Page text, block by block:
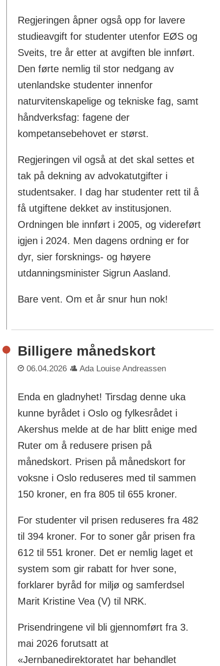
Regjeringen åpner også opp for lavere
studieavgift for studenter utenfor EØS og
Sveits, tre år etter at avgiften ble innført.
Den førte nemlig til stor nedgang av
utenlandske studenter innenfor
naturvitenskapelige og tekniske fag, samt
håndverksfag: fagene der
kompetansebehovet er størst.
Regjeringen vil også at det skal settes et
tak på dekning av advokatutgifter i
studentsaker. I dag har studenter rett til å
få utgiftene dekket av institusjonen.
Ordningen ble innført i 2005, og videreført
igjen i 2024. Men dagens ordning er for
dyr, sier forsknings- og høyere
utdanningsminister Sigrun Aasland.
Bare vent. Om et år snur hun nok!
Billigere månedskort
06.04.2026 Ada Louise Andreassen
Enda en gladnyhet! Tirsdag denne uka
kunne byrådet i Oslo og fylkesrådet i
Akershus melde at de har blitt enige med
Ruter om å redusere prisen på
månedskort. Prisen på månedskort for
voksne i Oslo reduseres med til sammen
150 kroner, en fra 805 til 655 kroner.
For studenter vil prisen reduseres fra 482
til 394 kroner. For to soner går prisen fra
612 til 551 kroner. Det er nemlig laget et
system som gir rabatt for hver sone,
forklarer byråd for miljø og samferdsel
Marit Kristine Vea (V) til NRK.
Prisendringene vil bli gjennomført fra 3.
mai 2026 forutsatt at
«Jernbanedirektoratet har behandlet